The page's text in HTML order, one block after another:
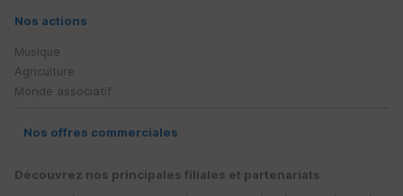
Nos actions
Musique
Agriculture
Monde associatif
Nos offres commerciales
Découvrez nos principales filiales et partenariats